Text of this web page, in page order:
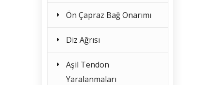
Ön Çapraz Bağ Onarımı
Diz Ağrısı
Aşil Tendon
Yaralanmaları